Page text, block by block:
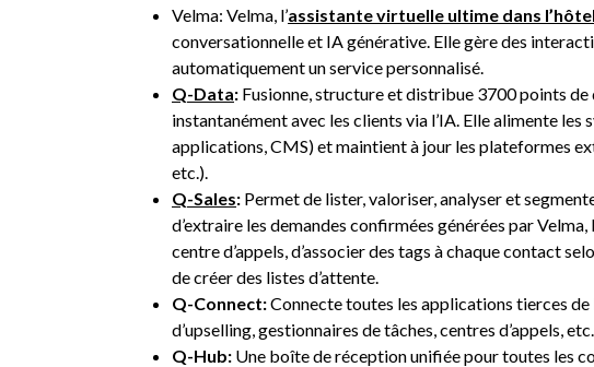
Velma: Velma, l’assistante virtuelle ultime dans
conversationnelle et IA générative. Elle gère des
automatiquement un service personnalisé.
Q-Data: Fusionne, structure et distribue 3700 points de
instantanément avec les clients via l’IA. Elle alimente les
applications, CMS) et maintient à jour les plateformes
etc.).
Q-Sales: Permet de lister, valoriser, analyser et
d’extraire les demandes confirmées générées par
centre d’appels, d’associer des tags à chaque contact
de créer des listes d’attente.
Q-Connect:Connecte toutes les applications tierces de
d’upselling, gestionnaires de tâches, centres d’appels, etc.
Q-Hub: Une boîte de réception unifiée pour toutes les